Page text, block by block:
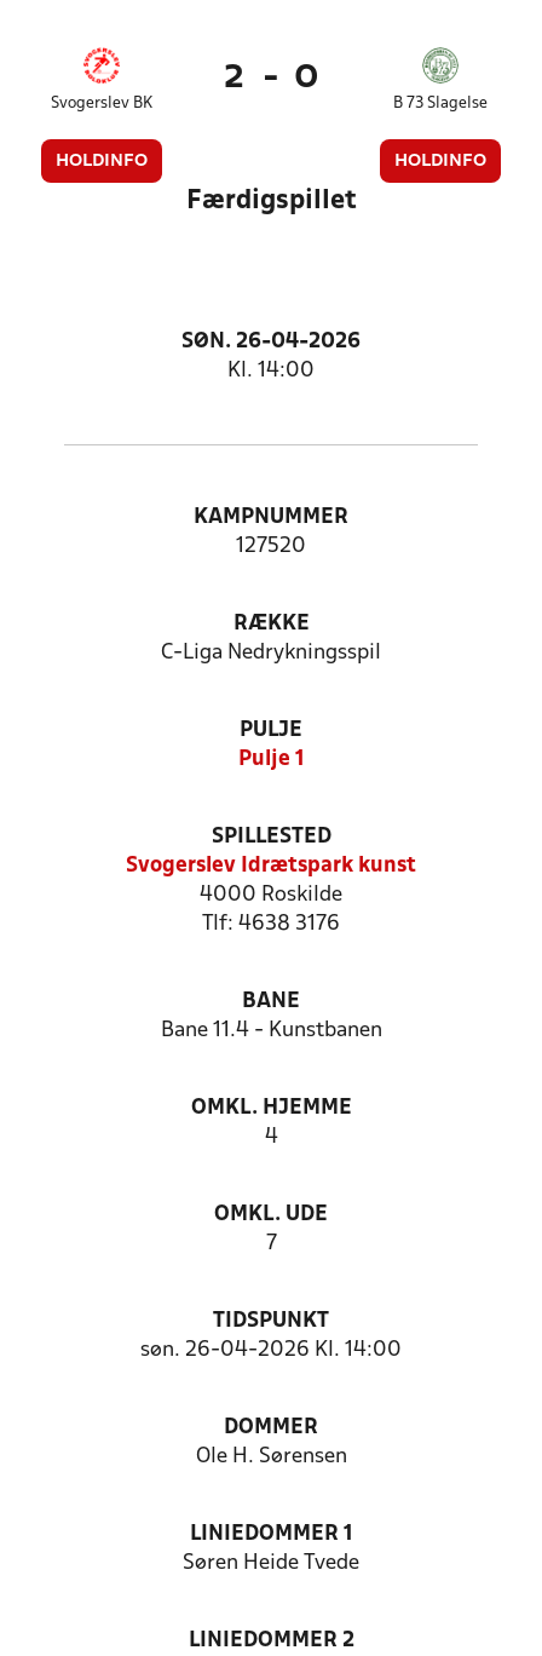
Svogerslev BK
HOLDINFO
2 - 0
B 73 Slagelse
HOLDINFO
Færdigspillet
SØN. 26-04-2026
Kl. 14:00
KAMPNUMMER
127520
RÆKKE
C-Liga Nedrykningsspil
PULJE
Pulje 1
SPILLESTED
Svogerslev Idrætspark kunst
4000 Roskilde
Tlf: 4638 3176
BANE
Bane 11.4 - Kunstbanen
OMKL. HJEMME
4
OMKL. UDE
7
TIDSPUNKT
søn. 26-04-2026 Kl. 14:00
DOMMER
Ole H. Sørensen
LINIEDOMMER 1
Søren Heide Tvede
LINIEDOMMER 2